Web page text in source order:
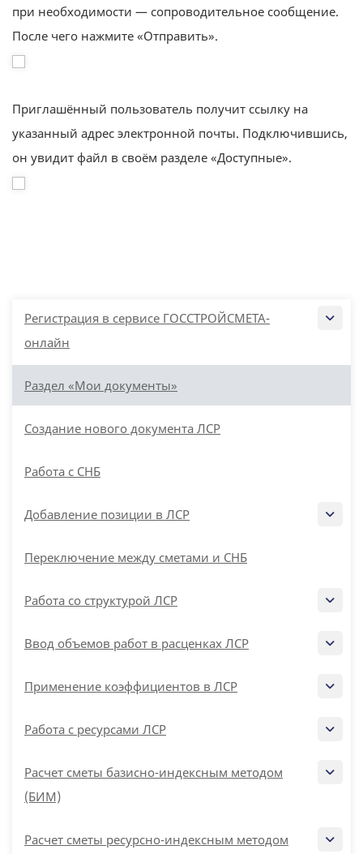
при необходимости — сопроводительное сообщение.
После чего нажмите «Отправить».
Приглашённый пользователь получит ссылку на
указанный адрес электронной почты. Подключившись,
он увидит файл в своём разделе «Доступные».
Регистрация в сервисе ГОССТРОЙСМЕТА-
онлайн
Раздел «Мои документы»
Создание нового документа ЛСР
Работа с СНБ
Добавление позиции в ЛСР
Переключение между сметами и СНБ
Работа со структурой ЛСР
Ввод объемов работ в расценках ЛСР
Применение коэффициентов в ЛСР
Работа с ресурсами ЛСР
Расчет сметы базисно-индексным методом
(БИМ)
Расчет сметы ресурсно-индексным методом